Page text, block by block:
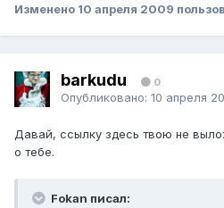
Изменено 10 апреля 2009
barkudu 0
Опубликовано: 10 апреля
Давай, ссылку здесь твою не
о тебе.
Fokan писал: